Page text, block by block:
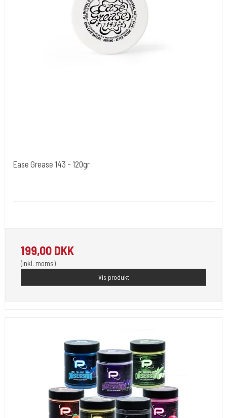
Ease Grease 143 - 120gr
199,00 DKK
(inkl. moms)
Vis produkt